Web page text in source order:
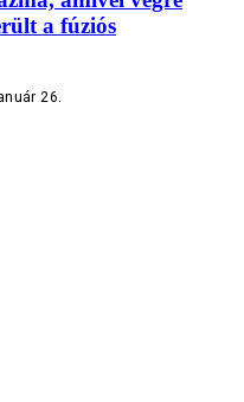
a fúziós
26.